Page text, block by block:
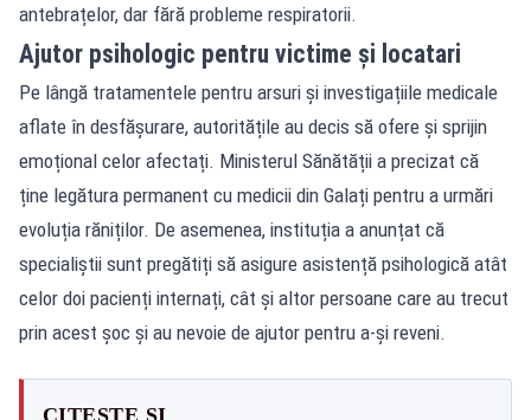
antebrațelor, dar fără probleme respiratorii.
Ajutor psihologic pentru victime și locatari
Pe lângă tratamentele pentru arsuri și investigațiile medicale
aflate în desfășurare, autoritățile au decis să ofere și sprijin
emoțional celor afectați. Ministerul Sănătății a precizat că
ține legătura permanent cu medicii din Galați pentru a urmări
evoluția răniților. De asemenea, instituția a anunțat că
specialiștii sunt pregătiți să asigure asistență psihologică atât
celor doi pacienți internați, cât și altor persoane care au trecut
prin acest șoc și au nevoie de ajutor pentru a-și reveni.
CITEȘTE ȘI